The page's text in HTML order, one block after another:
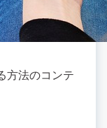
方法のコンテ